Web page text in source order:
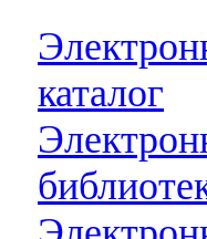
каталог